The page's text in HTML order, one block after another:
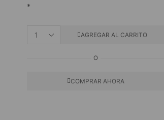
*
AGREGAR AL CARRITO
O
COMPRAR AHORA